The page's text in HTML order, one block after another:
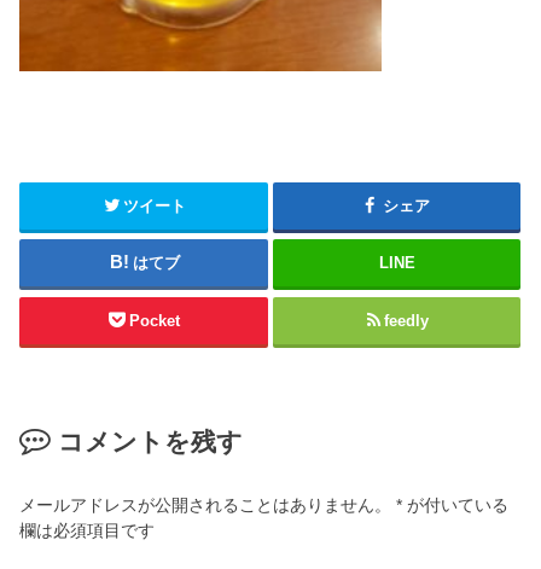
ツイート シェア
はてブ LINE
Pocket feedly
コメントを残す
メールアドレスが公開されることはありません。 * が付いている
欄は必須項目です